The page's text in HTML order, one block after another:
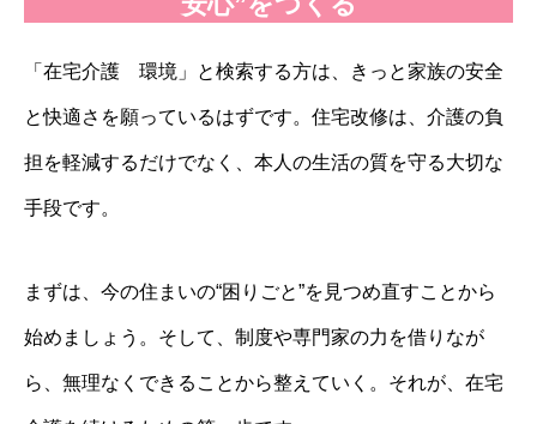
「在宅介護 環境」と検索する方は、きっと家族の安全
と快適さを願っているはずです。住宅改修は、介護の負
担を軽減するだけでなく、本人の生活の質を守る大切な
手段です。
まずは、今の住まいの“困りごと”を見つめ直すことから
始めましょう。そして、制度や専門家の力を借りなが
ら、無理なくできることから整えていく。それが、在宅